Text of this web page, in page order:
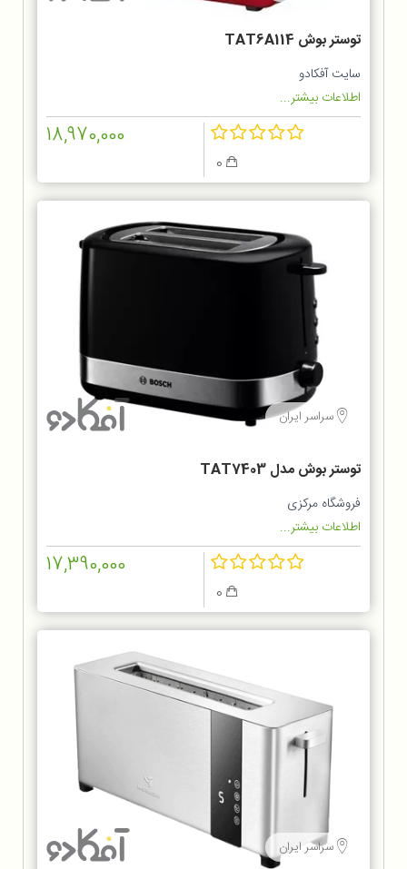
توستر بوش TAT6A114
سایت آفکادو
اطلاعات بیشتر...
18,970,000
سراسر ایران
توستر بوش مدل TAT7403
فروشگاه مرکزی
اطلاعات بیشتر...
17,390,000
سراسر ایران